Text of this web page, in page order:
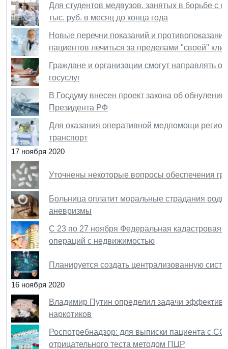
Для студентов медвузов, занятых в борьбе с
тыс. руб. в месяц до конца года
Новые перечни показаний и
пациентов лечиться за пределами "своей"
Граждане и организации смогут направлять
госуслуг
В Госдуму внесен проект закона об
Президента РФ
Для оказания оперативной медпомощи
транспорт
17 ноября 2020
Уточнены некоторые вопросы обеспечения
Больница оплатит моральные страдания
аневризмы
С 23 по 27 ноября Федеральная кадастровая
операций с недвижимостью
Планируется создать централизованную
16 ноября 2020
Владимир Путин определил задачи
наркотиков
Роспотребнадзор: для выписки пациента с
отрицательного теста методом ПЦР